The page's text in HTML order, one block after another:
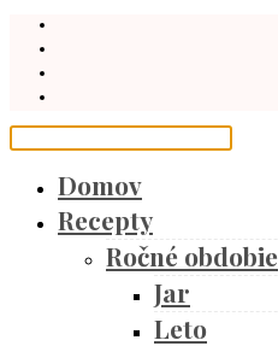
Domov
Recepty
Ročné obdobie
Jar
Leto